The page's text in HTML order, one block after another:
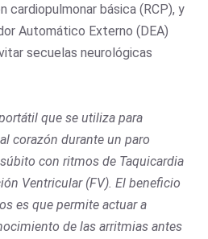
cardiopulmonar básica (RCP), y
Automático Externo (DEA)
secuelas neurológicas
que se utiliza para
corazón durante un paro
con ritmos de Taquicardia
Ventricular (FV). El beneficio
es que permite actuar a
de las arritmias antes